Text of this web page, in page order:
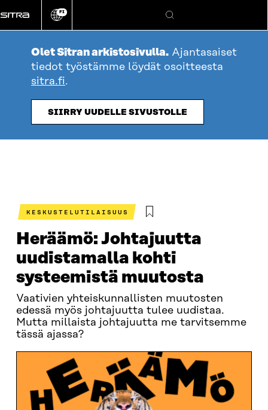
suoraan
sisältöön
Vaihda
kieli
FI
Hae
Olet Sitran arkistosivulla. Ajantasaiset
tiedot työstämme löydät osoitteesta
sitra.fi.
SIIRRY UUDELLE SIVUSTOLLE
KESKUSTELUTILAISUUS
Heräämö: Johtajuutta
uudistamalla kohti
systeemistä muutosta
Vaativien yhteiskunnallisten muutosten
edessä myös johtajuutta tulee uudistaa.
Mutta millaista johtajuutta me tarvitsemme
tässä ajassa?